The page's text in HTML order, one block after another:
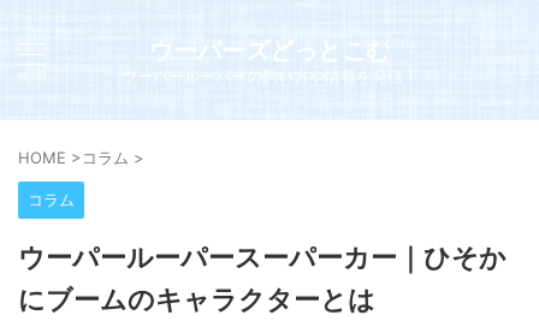
ウーパーズどっとこむ
ウーパールーパーの飼い方や情報を発信！
HOME >コラム >
コラム
ウーパールーパースーパーカー｜ひそか
にブームのキャラクターとは